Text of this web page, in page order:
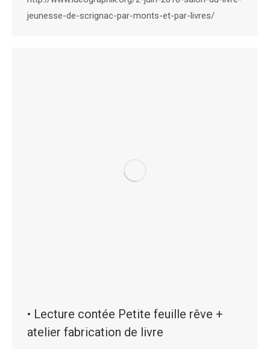
jeunesse-de-scrignac-par-monts-et-par-livres/
• Lecture contée Petite feuille rêve +
atelier fabrication de livre